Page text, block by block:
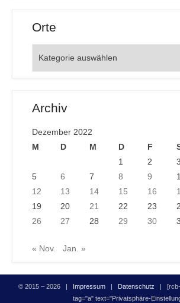
Orte
Archiv
Dezember 2022
M
D M D F
1
2 3
5
6 7 8 9
12
13 14 15 16
19
20 21 22 23
26
27 28 29 30
« Nov. Jan. »
© 2015 – 2026 | Impressum| Datenschutz | [rcb-
tag="a" text="Privatsphäre-